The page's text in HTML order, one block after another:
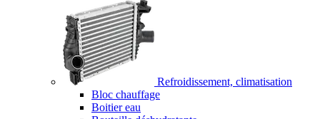
Refroidissement, climatisation
Bloc chauffage
Boitier eau